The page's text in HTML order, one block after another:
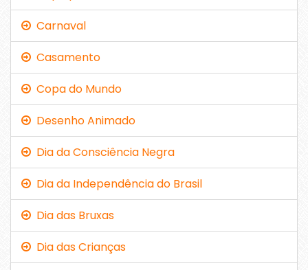
Carnaval
Casamento
Copa do Mundo
Desenho Animado
Dia da Consciência Negra
Dia da Independência do Brasil
Dia das Bruxas
Dia das Crianças